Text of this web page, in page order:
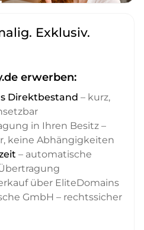
Exklusiv.
erwerben:
Direktbestand – kurz,
in Ihren Besitz –
keine Abhängigkeiten
– automatische
über EliteDomains
GmbH – rechtssicher